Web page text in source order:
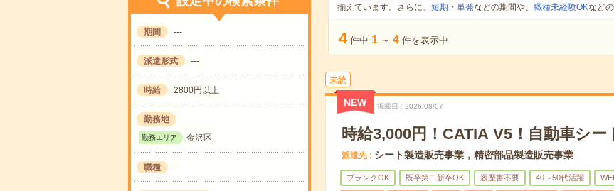
期間 ---
派遣形式 ---
時給 2800円以上
勤務地
勤務エリア 金沢区
職種 ---
揃えています。さらに、 短期 ・ 単発などの期間や、 職種未経験OKなど
4 件中 1 ～ 4 件を表示中
未読
NEW 掲載日 2026/08/07
時給3,000円！CATIA V5！自動車シ
派遣先 シート製造販売事業，精密部品製造販売事業
ブランクOK 既卒第二新卒OK 履歴書不要 40～50代活躍